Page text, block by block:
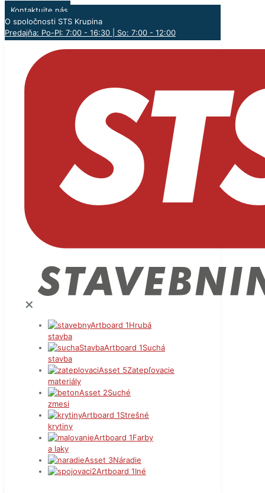
Kontaktujte nás
O spoločnosti STS Krupina
Predajňa: Po-PI: 7:00 - 16:30 | So: 7:00 - 12:00
✕
Hrubá
stavba
Suchá
stavba
Zatepľovacie
materiály
Suché
zmesi
Strešné
krytiny
Farby
a laky
Náradie
Iné